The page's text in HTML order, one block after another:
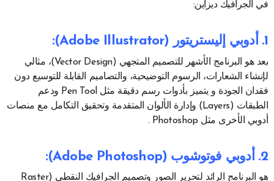
في الجرافيك ديزاين:
1. أدوبي إليستريتور (Adobe Illustrator) :
يعد هو البرنامج الأشهر للتصميم المتجهي (Vector Design)، مثالي
لإنشاء الشعارات، الرسوم التوضيحية، والتصاميم القابلة للتوسيع دون
فقدان الجودة و يتميز بأدوات رسم دقيقة مثل Pen Tool ودعم
الطبقات (Layers) وإدارة الألوان المتقدمة وتحقيق التكامل مع منصات
أدوبي الأخرى مثل Photoshop .
2. أدوبي فوتوشوب (Adobe Photoshop) :
هو البرنامج الرائد لتحرير الصور وتصميم الجرافيك النقطي (Raster